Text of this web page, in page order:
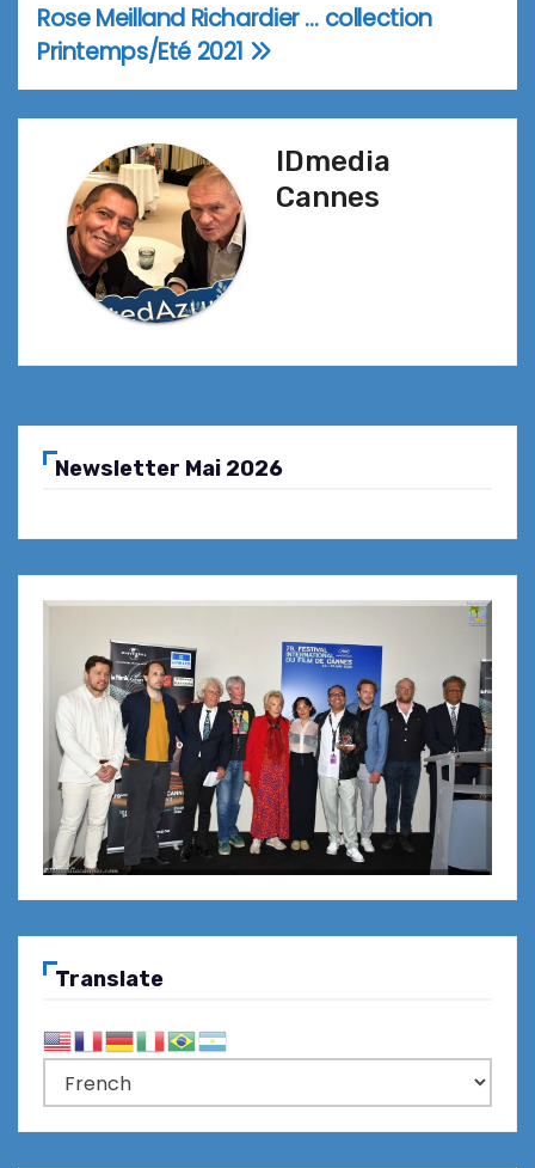
Navigation
de
l’article
Rose Meilland Richardier … collection
Printemps/Eté 2021
IDmedia
Cannes
Newsletter Mai 2026
Translate